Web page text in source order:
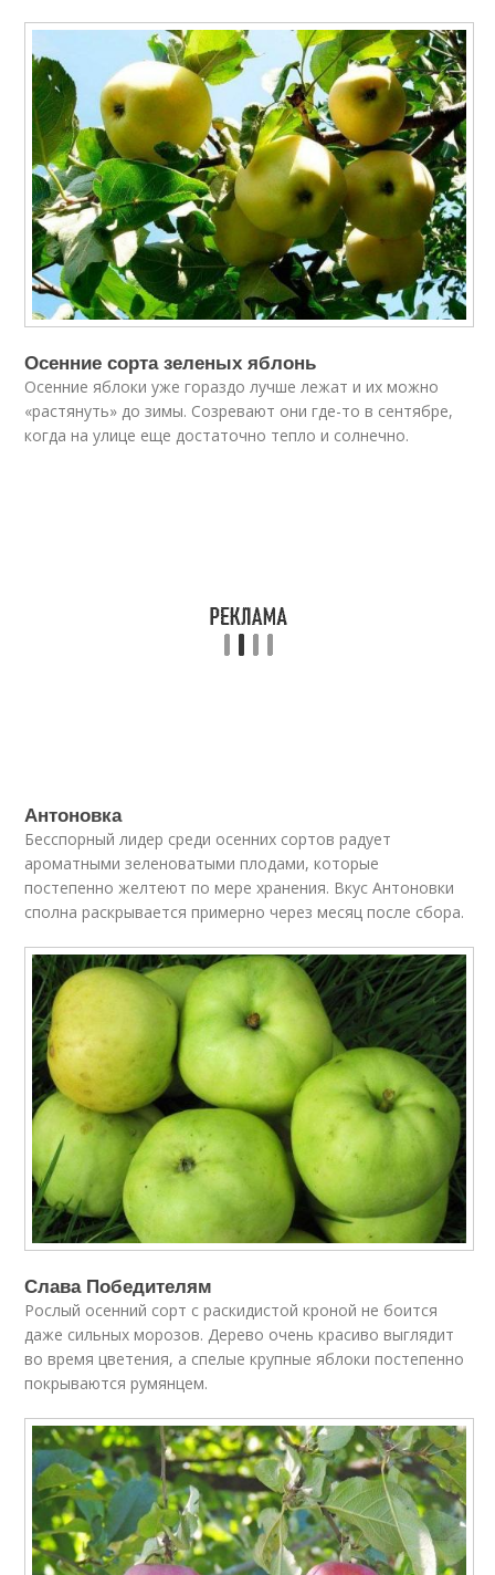
Осенние сорта зеленых яблонь
Осенние яблоки уже гораздо лучше лежат и их можно
«растянуть» до зимы. Созревают они где-то в сентябре,
когда на улице еще достаточно тепло и солнечно.
Антоновка
Бесспорный лидер среди осенних сортов радует
ароматными зеленоватыми плодами, которые
постепенно желтеют по мере хранения. Вкус Антоновки
сполна раскрывается примерно через месяц после сбора.
Слава Победителям
Рослый осенний сорт с раскидистой кроной не боится
даже сильных морозов. Дерево очень красиво выглядит
во время цветения, а спелые крупные яблоки постепенно
покрываются румянцем.